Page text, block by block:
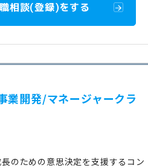
相談(登録)をする
業開発/マネージャークラ
のための意思決定を支援するコン